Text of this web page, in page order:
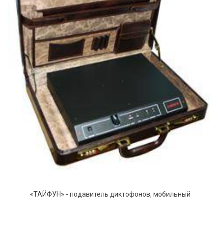
«ТАЙФУН» - подавитель диктофонов, мобильный